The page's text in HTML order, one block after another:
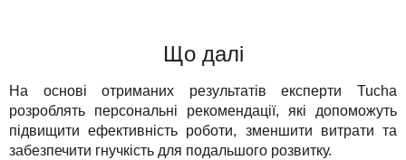
Що далі
На основі отриманих результатів експерти Tucha
розроблять персональні рекомендації, які допоможуть
підвищити ефективність роботи, зменшити витрати та
забезпечити гнучкість для подальшого розвитку.